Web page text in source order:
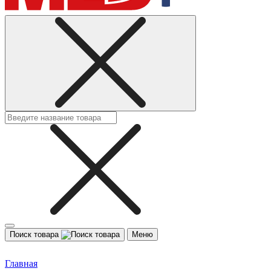
Поиск товара Меню
Главная